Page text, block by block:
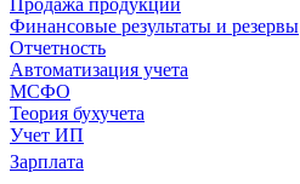
Продажа продукции
Финансовые результаты и резервы
Отчетность
Автоматизация учета
МСФО
Теория бухучета
Учет ИП
Зарплата